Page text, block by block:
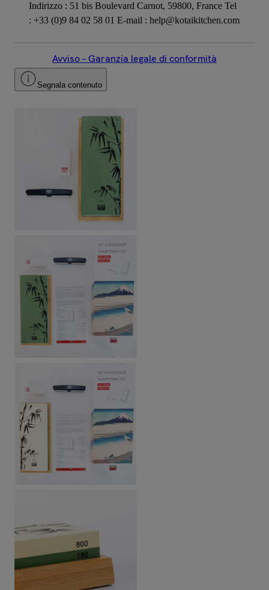
Indirizzo : 51 bis Boulevard Carnot, 59800, France Tel
: +33 (0)9 84 02 58 01 E-mail : help@kotaikitchen.com
Avviso – Garanzia legale di conformità
Segnala contenuto